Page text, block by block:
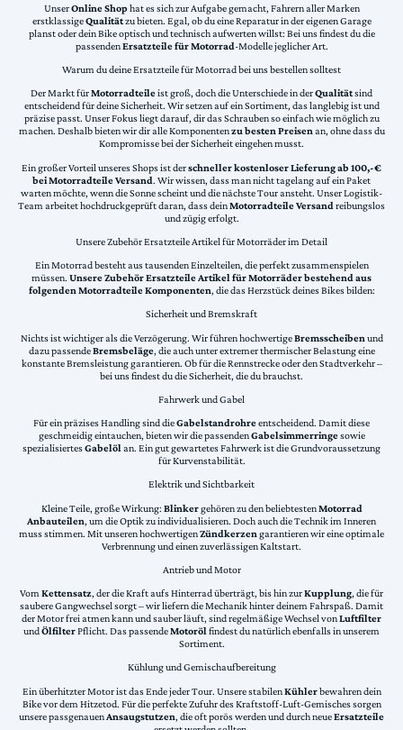
UnserOnline Shophat es sich zur Aufgabe gemacht, Fahrern aller Marken
erstklassigeQualitätzu bieten. Egal, ob du eine Reparatur in der eigenen Garage
planst oder dein Bike optisch und technisch aufwerten willst: Bei uns findest du die
passendenErsatzteile für Motorrad-Modelle jeglicher Art.
Warum du deine Ersatzteile für Motorrad bei uns bestellen solltest
Der Markt fürMotorradteileist groß, doch die Unterschiede in derQualitätsind
entscheidend für deine Sicherheit. Wir setzen auf ein Sortiment, das langlebig ist und
präzise passt. Unser Fokus liegt darauf, dir das Schrauben so einfach wie möglich zu
machen. Deshalb bieten wir dir alle Komponentenzu besten Preisenan, ohne dass du
Kompromisse bei der Sicherheit eingehen musst.
Ein großer Vorteil unseres Shops ist derschneller kostenloser Lieferung ab 100,-€
bei Motorradteile Versand. Wir wissen, dass man nicht tagelang auf ein Paket
warten möchte, wenn die Sonne scheint und die nächste Tour ansteht. Unser Logistik-
Team arbeitet hochdruckgeprüft daran, dass deinMotorradteile Versand reibungslos
und zügig erfolgt.
Unsere Zubehör Ersatzteile Artikel für Motorräder im Detail
Ein Motorrad besteht aus tausenden Einzelteilen, die perfekt zusammenspielen
müssen. Unsere Zubehör Ersatzteile Artikel für Motorräder bestehend aus
folgenden Motorradteile Komponenten, die das Herzstück deines Bikes bilden:
Sicherheit und Bremskraft
Nichts ist wichtiger als die Verzögerung. Wir führen hochwertigeBremsscheiben und
dazu passendeBremsbeläge, die auch unter extremer thermischer Belastung eine
konstante Bremsleistung garantieren. Ob für die Rennstrecke oder den Stadtverkehr –
bei uns findest du die Sicherheit, die du brauchst.
Fahrwerk und Gabel
Für ein präzises Handling sind dieGabelstandrohreentscheidend. Damit diese
geschmeidig eintauchen, bieten wir die passendenGabelsimmerringesowie
spezialisiertesGabelölan. Ein gut gewartetes Fahrwerk ist die Grundvoraussetzung
für Kurvenstabilität.
Elektrik und Sichtbarkeit
Kleine Teile, große Wirkung: Blinkergehören zu den beliebtestenMotorrad
Anbauteilen, um die Optik zu individualisieren. Doch auch die Technik im Inneren
muss stimmen. Mit unseren hochwertigenZündkerzen garantieren wir eine optimale
Verbrennung und einen zuverlässigen Kaltstart.
Antrieb und Motor
VomKettensatz, der die Kraft aufs Hinterrad überträgt, bis hin zurKupplung, die für
saubere Gangwechsel sorgt – wir liefern die Mechanik hinter deinem Fahrspaß. Damit
der Motor frei atmen kann und sauber läuft, sind regelmäßige Wechsel vonLuftfilter
undÖlfilterPflicht. Das passendeMotorölfindest du natürlich ebenfalls in unserem
Sortiment.
Kühlung und Gemischaufbereitung
Ein überhitzter Motor ist das Ende jeder Tour. Unsere stabilenKühlerbewahren dein
Bike vor dem Hitzetod. Für die perfekte Zufuhr des Kraftstoff-Luft-Gemisches sorgen
unsere passgenauenAnsaugstutzen, die oft porös werden und durch neueErsatzteile